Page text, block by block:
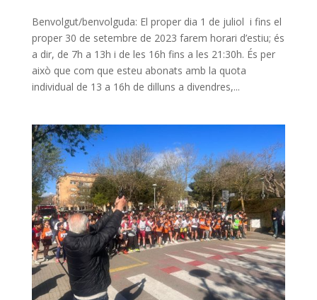
Benvolgut/benvolguda: El proper dia 1 de juliol i fins el
proper 30 de setembre de 2023 farem horari d’estiu; és
a dir, de 7h a 13h i de les 16h fins a les 21:30h. És per
això que com que esteu abonats amb la quota
individual de 13 a 16h de dilluns a divendres,...